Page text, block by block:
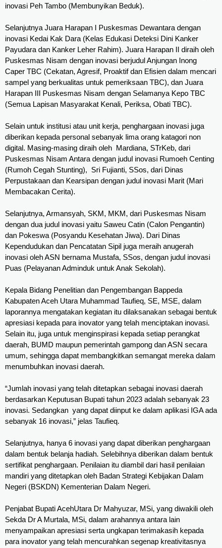
inovasi Peh Tambo (Membunyikan Beduk).
Selanjutnya Juara Harapan I Puskesmas Dewantara dengan
inovasi Kedai Kak Dara (Kelas Edukasi Deteksi Dini Kanker
Payudara dan Kanker Leher Rahim). Juara Harapan II diraih oleh
Puskesmas Nisam dengan inovasi berjudul Anjungan Inong
Caper TBC (Cekatan, Agresif, Proaktif dan Efisien dalam mencari
sampel yang berkualitas untuk pemeriksaan TBC), dan Juara
Harapan III Puskesmas Nisam dengan Selamanya Kepo TBC
(Semua Lapisan Masyarakat Kenali, Periksa, Obati TBC).
Selain untuk institusi atau unit kerja, penghargaan inovasi juga
diberikan kepada personal sebanyak lima orang katagori non
digital. Masing-masing diraih oleh  Mardiana, STrKeb, dari
Puskesmas Nisam Antara dengan judul inovasi Rumoeh Centing
(Rumoh Cegah Stunting),  Sri Fujianti, SSos, dari Dinas
Perpustakaan dan Kearsipan dengan judul inovasi Marit (Mari
Membacakan Cerita).
Selanjutnya, Armansyah, SKM, MKM, dari Puskesmas Nisam
dengan dua judul inovasi yaitu Saweu Catin (Calon Pengantin)
dan Pokeswa (Posyandu Kesehatan Jiwa). Dari Dinas
Kependudukan dan Pencatatan Sipil juga meraih anugerah
inovasi oleh ASN bernama Mustafa, SSos, dengan judul inovasi
Puas (Pelayanan Adminduk untuk Anak Sekolah).
Kepala Bidang Penelitian dan Pengembangan Bappeda
Kabupaten Aceh Utara Muhammad Taufieq, SE, MSE, dalam
laporannya mengatakan kegiatan itu dilaksanakan sebagai bentuk
apresiasi kepada para inovator yang telah menciptakan inovasi.
Selain itu, juga untuk menginspirasi kepada setiap perangkat
daerah, BUMD maupun pemerintah gampong dan ASN secara
umum, sehingga dapat membangkitkan semangat mereka dalam
menumbuhkan inovasi daerah.
“Jumlah inovasi yang telah ditetapkan sebagai inovasi daerah
berdasarkan Keputusan Bupati tahun 2023 adalah sebanyak 23
inovasi. Sedangkan  yang dapat diinput ke dalam aplikasi IGA ada
sebanyak 16 inovasi,” jelas Taufieq.
Selanjutnya, hanya 6 inovasi yang dapat diberikan penghargaan
dalam bentuk belanja hadiah. Selebihnya diberikan dalam bentuk
sertifikat penghargaan. Penilaian itu diambil dari hasil penilaian
mandiri yang ditetapkan oleh Badan Strategi Kebijakan Dalam
Negeri (BSKDN) Kementerian Dalam Negeri.
Penjabat Bupati AcehUtara Dr Mahyuzar, MSi, yang diwakili oleh
Sekda Dr A Murtala, MSi, dalam arahannya antara lain
menyampaikan apresiasi serta ungkapan terimakasih kepada
para inovator yang telah mencurahkan segenap kreativitasnya